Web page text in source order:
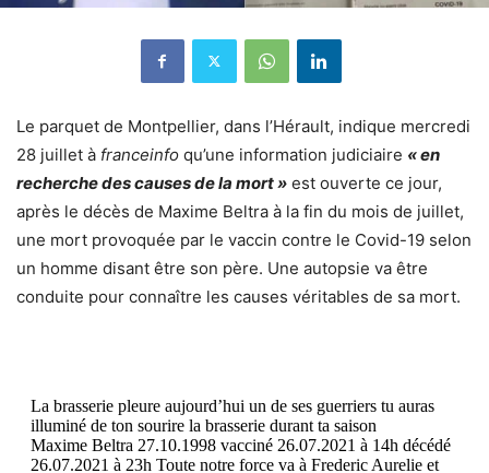
Le parquet de Montpellier, dans l’Hérault, indique mercredi
28 juillet à franceinfo qu’une information judiciaire « en
recherche des causes de la mort » est ouverte ce jour,
après le décès de Maxime Beltra à la fin du mois de juillet,
une mort provoquée par le vaccin contre le Covid-19 selon
un homme disant être son père. Une autopsie va être
conduite pour connaître les causes véritables de sa mort.
La brasserie pleure aujourd’hui un de ses guerriers tu auras
illuminé de ton sourire la brasserie durant ta saison
Maxime Beltra 27.10.1998 vacciné 26.07.2021 à 14h décédé
26.07.2021 à 23h Toute notre force va à Frederic Aurelie et